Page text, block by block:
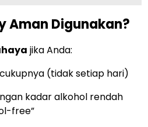
Aman Digunakan?
jika Anda:
(tidak setiap hari)
kadar alkohol rendah
free”